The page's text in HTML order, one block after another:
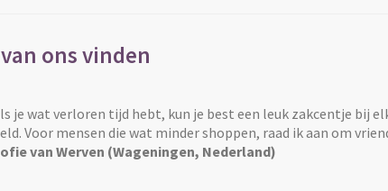
ons vinden
je wat verloren tijd hebt, kun je best een leuk zakcentje bij
Voor mensen die wat minder shoppen, raad ik aan om
van Werven (Wageningen, Nederland)